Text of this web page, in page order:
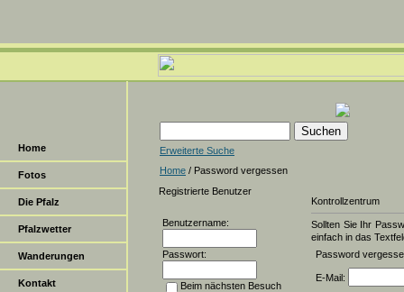
Home
Fotos
Die Pfalz
Pfalzwetter
Wanderungen
Kontakt
Erweiterte Suche
Home / Password vergessen
Registrierte Benutzer
Benutzername:
Passwort:
Beim nächsten Besuch
Kontrollzentrum
Sollten Sie Ihr
einfach in das
Password
E-Mail: